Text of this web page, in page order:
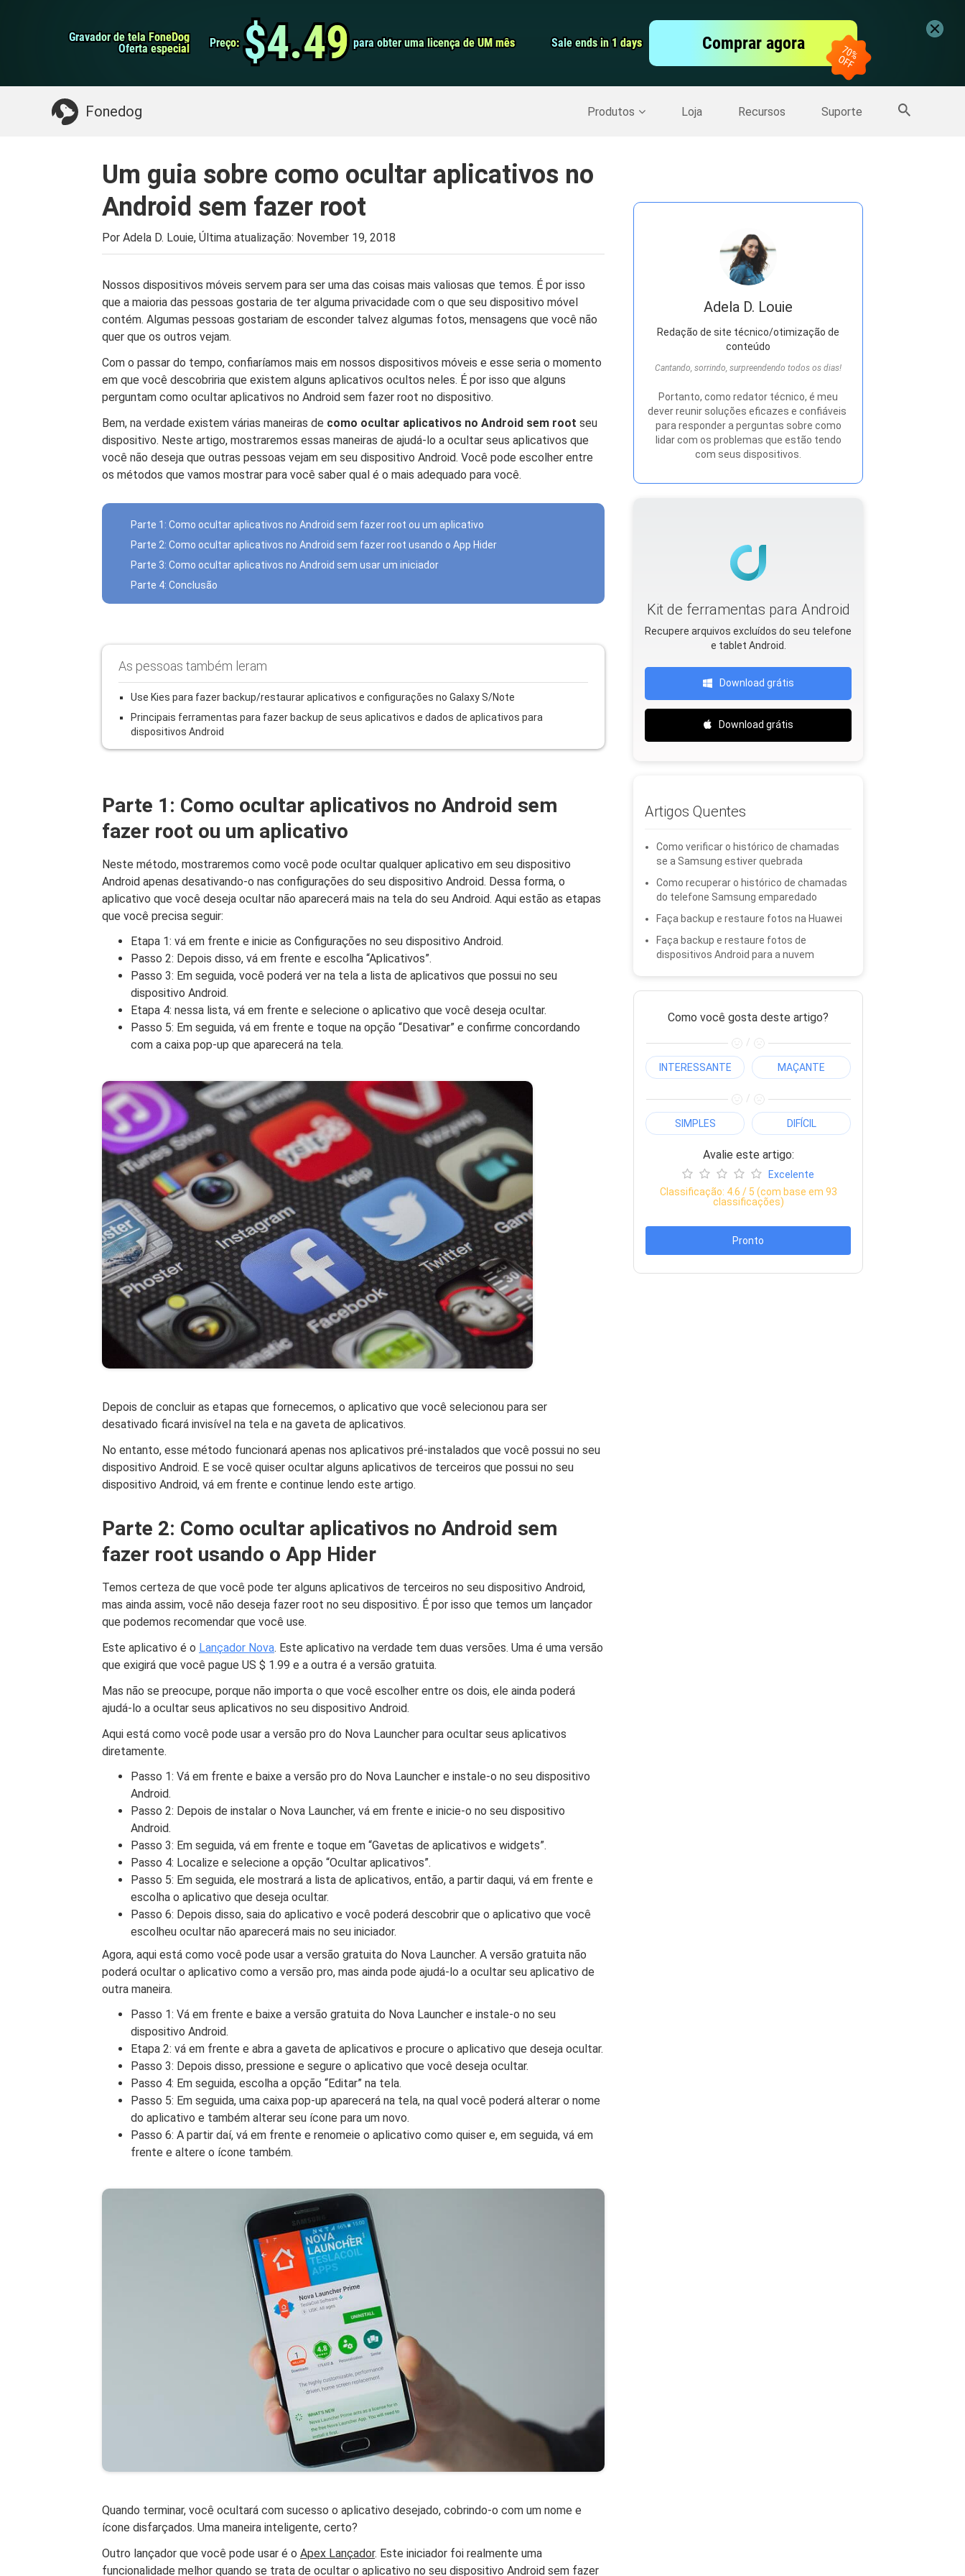
Gravador de tela FoneDog
Gravador de tela FoneDog
Oferta especial
Oferta especial Preço:
Preço: $4.49
$4.49 para obter uma licença de UM mês
para obter uma licença de UM mês Sale ends in 1 days
Sale ends in 1 days Comprar agora
Fonedog Produtos Loja Recursos Suporte
iPhone Cleaner Screen Recorder
Algo que você pode precisar: Backup do iPhone>> Mais Produtos
Um guia sobre como ocultar aplicativos no
Android sem fazer root
Por Adela D. Louie, Última atualização: November 19, 2018
Nossos dispositivos móveis servem para ser uma das coisas mais valiosas que temos. É por isso
que a maioria das pessoas gostaria de ter alguma privacidade com o que seu dispositivo móvel
contém. Algumas pessoas gostariam de esconder talvez algumas fotos, mensagens que você não
quer que os outros vejam.
Com o passar do tempo, confiaríamos mais em nossos dispositivos móveis e esse seria o momento
em que você descobriria que existem alguns aplicativos ocultos neles. É por isso que alguns
perguntam como ocultar aplicativos no Android sem fazer root no dispositivo.
Bem, na verdade existem várias maneiras de como ocultar aplicativos no Android sem root seu
dispositivo. Neste artigo, mostraremos essas maneiras de ajudá-lo a ocultar seus aplicativos que
você não deseja que outras pessoas vejam em seu dispositivo Android. Você pode escolher entre
os métodos que vamos mostrar para você saber qual é o mais adequado para você.
Parte 1: Como ocultar aplicativos no Android sem fazer root ou um aplicativo
Parte 2: Como ocultar aplicativos no Android sem fazer root usando o App Hider
Parte 3: Como ocultar aplicativos no Android sem usar um iniciador
Parte 4: Conclusão
As pessoas também leram
Use Kies para fazer backup/restaurar aplicativos e configurações no Galaxy S/Note
Principais ferramentas para fazer backup de seus aplicativos e dados de aplicativos para
dispositivos Android
Parte 1: Como ocultar aplicativos no Android sem
fazer root ou um aplicativo
Neste método, mostraremos como você pode ocultar qualquer aplicativo em seu dispositivo
Android apenas desativando-o nas configurações do seu dispositivo Android. Dessa forma, o
aplicativo que você deseja ocultar não aparecerá mais na tela do seu Android. Aqui estão as etapas
que você precisa seguir:
Etapa 1: vá em frente e inicie as Configurações no seu dispositivo Android.
Passo 2: Depois disso, vá em frente e escolha “Aplicativos”.
Passo 3: Em seguida, você poderá ver na tela a lista de aplicativos que possui no seu
dispositivo Android.
Etapa 4: nessa lista, vá em frente e selecione o aplicativo que você deseja ocultar.
Passo 5: Em seguida, vá em frente e toque na opção “Desativar” e confirme concordando
com a caixa pop-up que aparecerá na tela.
Depois de concluir as etapas que fornecemos, o aplicativo que você selecionou para ser
desativado ficará invisível na tela e na gaveta de aplicativos.
No entanto, esse método funcionará apenas nos aplicativos pré-instalados que você possui no seu
dispositivo Android. E se você quiser ocultar alguns aplicativos de terceiros que possui no seu
dispositivo Android, vá em frente e continue lendo este artigo.
Parte 2: Como ocultar aplicativos no Android sem
fazer root usando o App Hider
Temos certeza de que você pode ter alguns aplicativos de terceiros no seu dispositivo Android,
mas ainda assim, você não deseja fazer root no seu dispositivo. É por isso que temos um lançador
que podemos recomendar que você use.
Este aplicativo é o Lançador Nova. Este aplicativo na verdade tem duas versões. Uma é uma versão
que exigirá que você pague US $ 1.99 e a outra é a versão gratuita.
Mas não se preocupe, porque não importa o que você escolher entre os dois, ele ainda poderá
ajudá-lo a ocultar seus aplicativos no seu dispositivo Android.
Aqui está como você pode usar a versão pro do Nova Launcher para ocultar seus aplicativos
diretamente.
Passo 1: Vá em frente e baixe a versão pro do Nova Launcher e instale-o no seu dispositivo
Android.
Passo 2: Depois de instalar o Nova Launcher, vá em frente e inicie-o no seu dispositivo
Android.
Passo 3: Em seguida, vá em frente e toque em “Gavetas de aplicativos e widgets”.
Passo 4: Localize e selecione a opção “Ocultar aplicativos”.
Passo 5: Em seguida, ele mostrará a lista de aplicativos, então, a partir daqui, vá em frente e
escolha o aplicativo que deseja ocultar.
Passo 6: Depois disso, saia do aplicativo e você poderá descobrir que o aplicativo que você
escolheu ocultar não aparecerá mais no seu iniciador.
Agora, aqui está como você pode usar a versão gratuita do Nova Launcher. A versão gratuita não
poderá ocultar o aplicativo como a versão pro, mas ainda pode ajudá-lo a ocultar seu aplicativo de
outra maneira.
Passo 1: Vá em frente e baixe a versão gratuita do Nova Launcher e instale-o no seu
dispositivo Android.
Etapa 2: vá em frente e abra a gaveta de aplicativos e procure o aplicativo que deseja ocultar.
Passo 3: Depois disso, pressione e segure o aplicativo que você deseja ocultar.
Passo 4: Em seguida, escolha a opção “Editar” na tela.
Passo 5: Em seguida, uma caixa pop-up aparecerá na tela, na qual você poderá alterar o nome
do aplicativo e também alterar seu ícone para um novo.
Passo 6: A partir daí, vá em frente e renomeie o aplicativo como quiser e, em seguida, vá em
frente e altere o ícone também.
Quando terminar, você ocultará com sucesso o aplicativo desejado, cobrindo-o com um nome e
ícone disfarçados. Uma maneira inteligente, certo?
Outro lançador que você pode usar é o Apex Lançador. Este iniciador foi realmente uma
funcionalidade melhor quando se trata de ocultar o aplicativo no seu dispositivo Android sem fazer
Adela D. Louie
Redação de site técnico/otimização de
conteúdo
Cantando, sorrindo, surpreendendo todos os dias!
Portanto, como redator técnico, é meu
dever reunir soluções eficazes e confiáveis ​​
para responder a perguntas sobre como
lidar com os problemas que estão tendo
com seus dispositivos.
Kit de ferramentas para Android
Recupere arquivos excluídos do seu telefone
e tablet Android.
Download grátis
Download grátis
Artigos Quentes
Como verificar o histórico de chamadas
se a Samsung estiver quebrada
Como recuperar o histórico de chamadas
do telefone Samsung emparedado
Faça backup e restaure fotos na Huawei
Faça backup e restaure fotos de
dispositivos Android para a nuvem
Como você gosta deste artigo?
/
INTERESSANTE MAÇANTE
/
SIMPLES DIFÍCIL
Avalie este artigo:
Excelente
Classificação: 4.6 / 5 (com base em 93
classificações)
Pronto